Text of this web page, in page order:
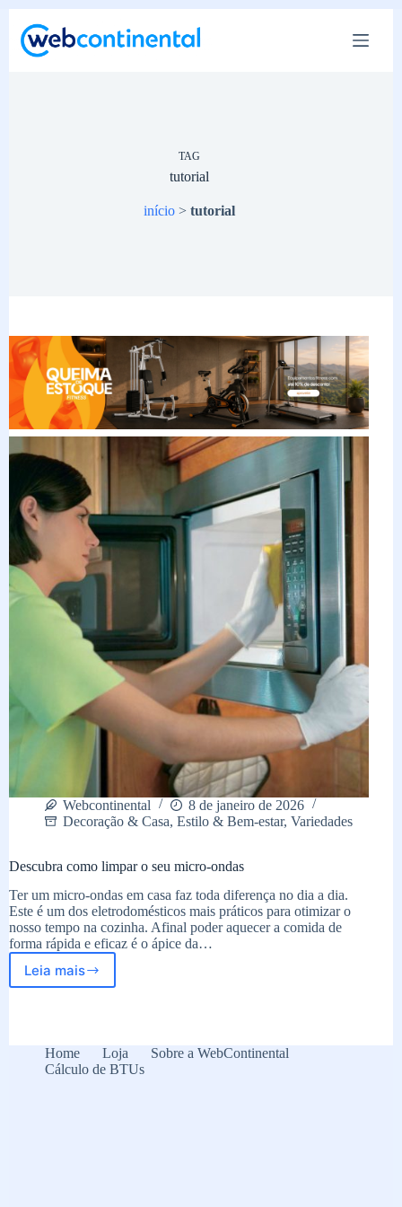
para
TAG
tutorial
início> tutorial
Webcontinental
8 de janeiro de 2026
Decoração & Casa, Estilo & Bem-estar, Variedades
Descubra como limpar o seu micro-ondas
Ter um micro-ondas em casa faz toda diferença no dia a dia.
Este é um dos eletrodomésticos mais práticos para otimizar o
nosso tempo na cozinha. Afinal poder aquecer a comida de
forma rápida e eficaz é o ápice da…
Leia maisDescubra
micro-
ondas
Home Loja
Sobre a WebContinental
Cálculo de BTUs